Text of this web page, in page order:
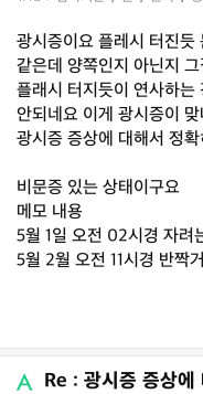
광시증이요 플레시 터진듯
같은데 양쪽인지 아닌지
플래시 터지듯이 연사하는
안되네요 이게 광시증이
광시증 증상에 대해서 정
비문증 있는 상태이구요
메모 내용
5월 1일 오전 02시경 자려
5월 2월 오전 11시경 반짝
Re : 광시증 증상에